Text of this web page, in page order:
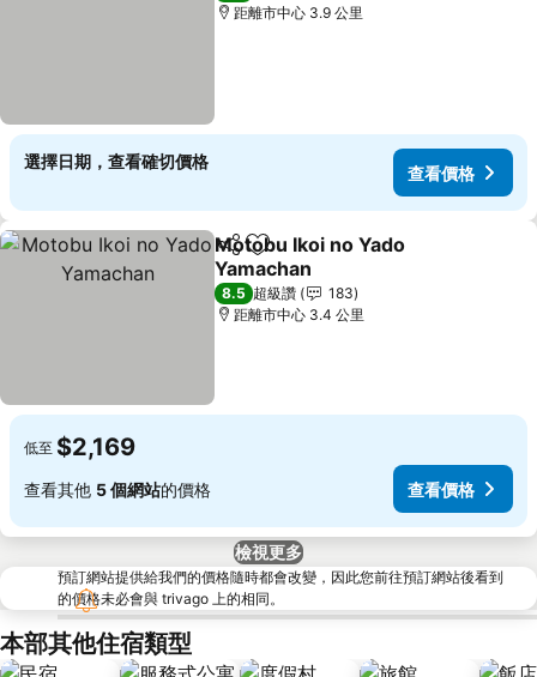
距離市中心 3.9 公里
選擇日期，查看確切價格
查看價格
分享 加入我的最愛
Motobu Ikoi no Yado
Yamachan
查看價格
8.5 超級讚
183
距離市中心 3.4 公里
低至 $2,169
查看其他 5 個網站的價格 查看價格
檢視更多
預訂網站提供給我們的價格隨時都會改變，因此您前往預訂網站後看到
的價格未必會與 trivago 上的相同。
本部其他住宿類型